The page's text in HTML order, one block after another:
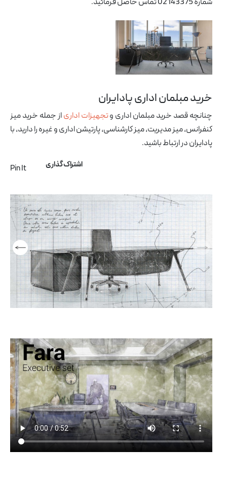
آرشیو مقالات
کاتالوگ
شماره 02143375 تماس حاصل فرمائید.
خرید مبلمان اداری پادایران
چنانچه قصد خرید مبلمان اداری وتجهیزات اداریاز جمله خرید میز
کنفرانس، میز مدیریت، میز کارشناسی، پارتیشن اداری و غیره را دارید، با
پادایران در ارتباط باشید.
Pin It اشتراک گذاری